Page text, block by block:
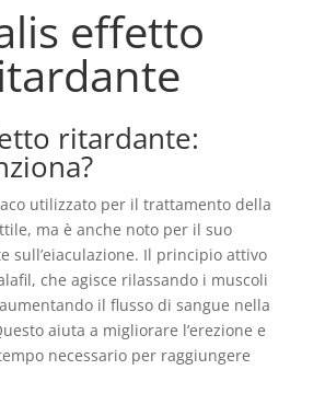
effetto
ritardante:
utilizzato per il trattamento della
ma è anche noto per il suo
sull’eiaculazione. Il principio attivo
che agisce rilassando i muscoli
il flusso di sangue nella
aiuta a migliorare l’erezione e
necessario per raggiungere